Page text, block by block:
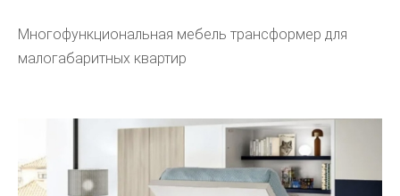
Многофункциональная мебель трансформер для
малогабаритных квартир